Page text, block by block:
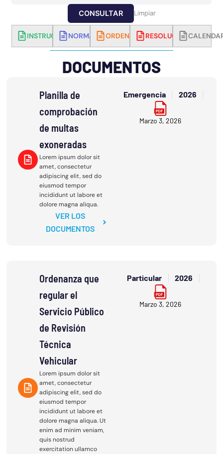
CONSULTAR Limpiar
INSTRUCTIVOSNORMATIVAORDENANZASRESOLUCIONES
DOCUMENTOS
Planilla de
comprobación
de multas
exoneradas
Lorem ipsum dolor sit
amet, consectetur
adipiscing elit, sed do
eiusmod tempor
incididunt ut labore et
dolore magna aliqua.
VER LOS
DOCUMENTOS
Emergencia 2026
Marzo 3, 2026
Ordenanza que
regular el
Servicio Público
de Revisión
Técnica
Vehicular
Lorem ipsum dolor sit
amet, consectetur
adipiscing elit, sed do
eiusmod tempor
incididunt ut labore et
dolore magna aliqua. Ut
enim ad minim veniam,
quis nostrud
exercitation ullamco
Particular 2026
Marzo 3, 2026